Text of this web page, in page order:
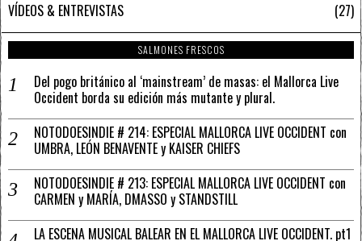
VÍDEOS & ENTREVISTAS
27
SALMONES FRESCOS
Del pogo británico al ‘mainstream’ de masas: el Mallorca Live
Occident borda su edición más mutante y plural.
NOTODOESINDIE # 214: ESPECIAL MALLORCA LIVE OCCIDENT con
UMBRA, LEÓN BENAVENTE y KAISER CHIEFS
NOTODOESINDIE # 213: ESPECIAL MALLORCA LIVE OCCIDENT con
CARMEN y MARÍA, DMASSO y STANDSTILL
LA ESCENA MUSICAL BALEAR EN EL MALLORCA LIVE OCCIDENT. pt1